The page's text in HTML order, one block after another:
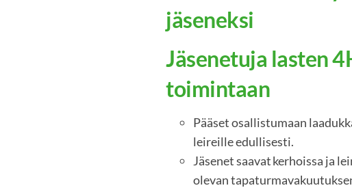
jäseneksi
Jäsenetuja lasten
toimintaan
Pääset osallistumaan
leireille edullisesti.
Jäsenet saavat kerhoissa ja
olevan